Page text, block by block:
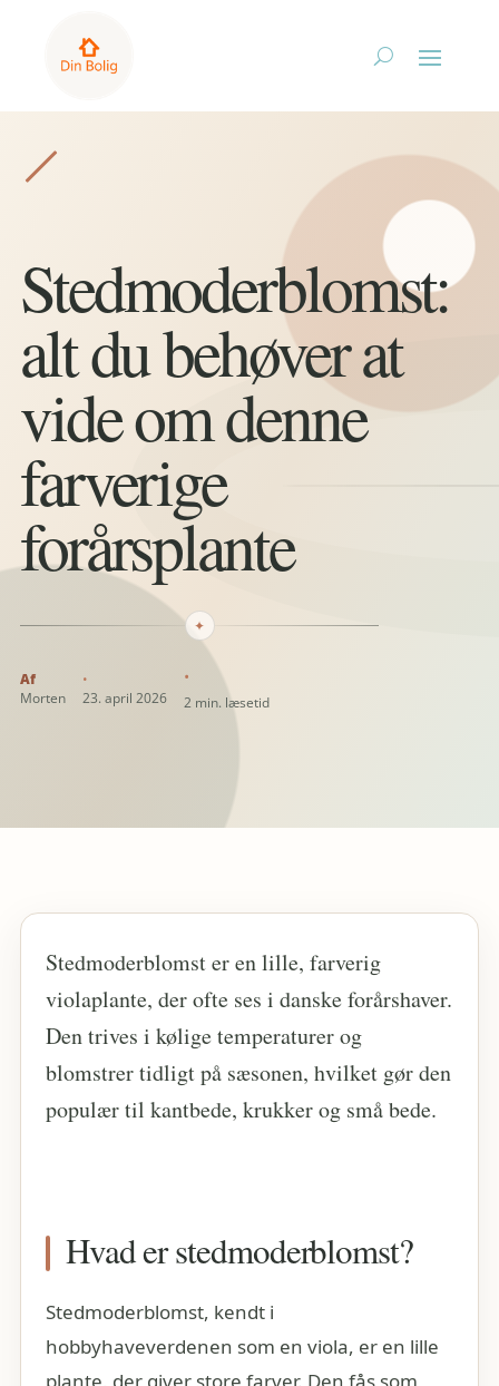
Stedmoderblomst:
alt du behøver at
vide om denne
farverige
forårsplante
✦
Morten 23. april 2026 2 min. læsetid
Stedmoderblomst er en lille, farverig
violaplante, der ofte ses i danske forårshaver.
Den trives i kølige temperaturer og
blomstrer tidligt på sæsonen, hvilket gør den
populær til kantbede, krukker og små bede.
Hvad er stedmoderblomst?
Stedmoderblomst, kendt i
hobbyhaveverdenen som en viola, er en lille